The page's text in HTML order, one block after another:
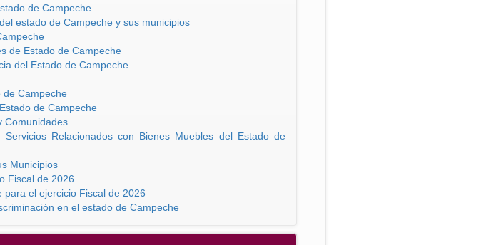
de Campeche
estado de Campeche y sus municipios
de Estado de Campeche
del Estado de Campeche
de Campeche
de Campeche
Comunidades
Relacionados con Bienes Muebles del Estado de
Municipios
Fiscal de 2026
el ejercicio Fiscal de 2026
en el estado de Campeche